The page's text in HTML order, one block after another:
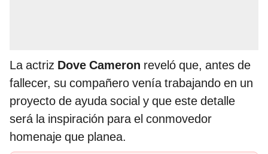
La actriz Dove Cameron reveló que, antes de
fallecer, su compañero venía trabajando en un
proyecto de ayuda social y que este detalle
será la inspiración para el conmovedor
homenaje que planea.